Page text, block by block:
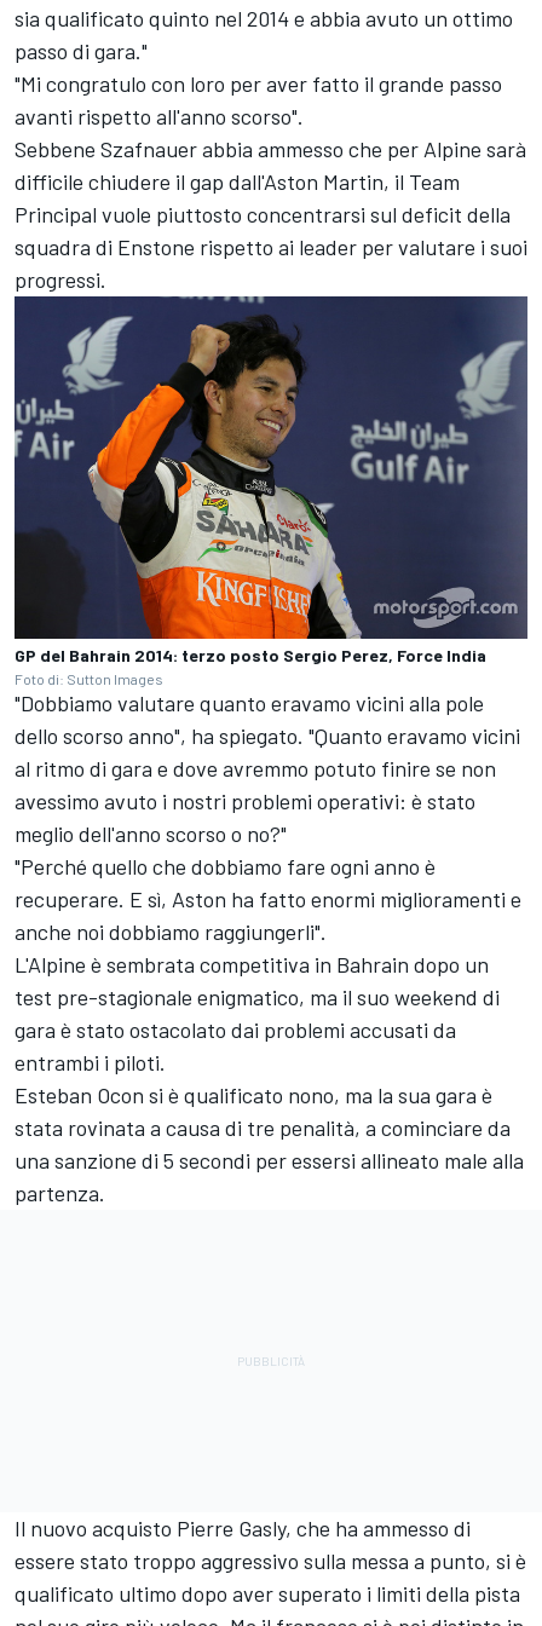
sia qualificato quinto nel 2014 e abbia avuto un ottimo
passo di gara."
"Mi congratulo con loro per aver fatto il grande passo
avanti rispetto all'anno scorso".
Sebbene Szafnauer abbia ammesso che per Alpine sarà
difficile chiudere il gap dall'Aston Martin, il Team
Principal vuole piuttosto concentrarsi sul deficit della
squadra di Enstone rispetto ai leader per valutare i suoi
progressi.
GP del Bahrain 2014: terzo posto Sergio Perez, Force India
Foto di: Sutton Images
"Dobbiamo valutare quanto eravamo vicini alla pole
dello scorso anno", ha spiegato. "Quanto eravamo vicini
al ritmo di gara e dove avremmo potuto finire se non
avessimo avuto i nostri problemi operativi: è stato
meglio dell'anno scorso o no?"
"Perché quello che dobbiamo fare ogni anno è
recuperare. E sì, Aston ha fatto enormi miglioramenti e
anche noi dobbiamo raggiungerli".
L'Alpine è sembrata competitiva in Bahrain dopo un
test pre-stagionale enigmatico, ma il suo weekend di
gara è stato ostacolato dai problemi accusati da
entrambi i piloti.
Esteban Ocon si è qualificato nono, ma la sua gara è
stata rovinata a causa di tre penalità, a cominciare da
una sanzione di 5 secondi per essersi allineato male alla
partenza.
Il nuovo acquisto Pierre Gasly, che ha ammesso di
essere stato troppo aggressivo sulla messa a punto, si è
qualificato ultimo dopo aver superato i limiti della pista